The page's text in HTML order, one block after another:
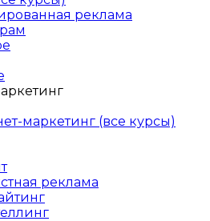
реклама
маркетинг (все курсы)
реклама